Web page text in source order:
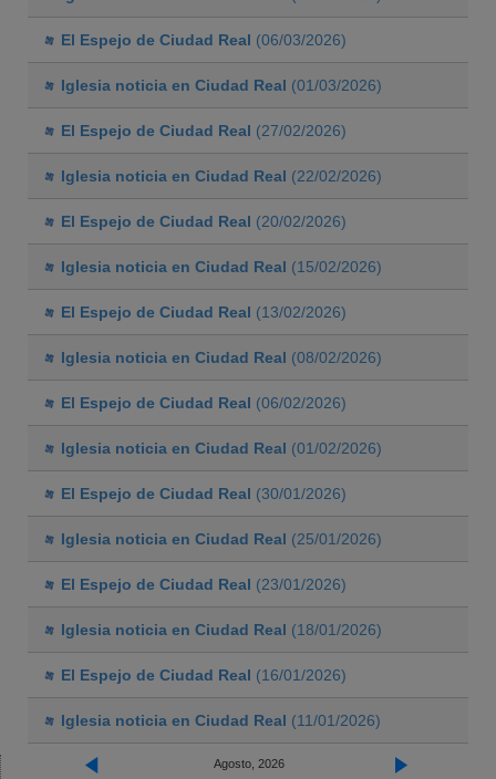
El Espejo de Ciudad Real (06/03/2026)
Iglesia noticia en Ciudad Real (01/03/2026)
El Espejo de Ciudad Real (27/02/2026)
Iglesia noticia en Ciudad Real (22/02/2026)
El Espejo de Ciudad Real (20/02/2026)
Iglesia noticia en Ciudad Real (15/02/2026)
El Espejo de Ciudad Real (13/02/2026)
Iglesia noticia en Ciudad Real (08/02/2026)
El Espejo de Ciudad Real (06/02/2026)
Iglesia noticia en Ciudad Real (01/02/2026)
El Espejo de Ciudad Real (30/01/2026)
Iglesia noticia en Ciudad Real (25/01/2026)
El Espejo de Ciudad Real (23/01/2026)
Iglesia noticia en Ciudad Real (18/01/2026)
El Espejo de Ciudad Real (16/01/2026)
Iglesia noticia en Ciudad Real (11/01/2026)
Agosto, 2026